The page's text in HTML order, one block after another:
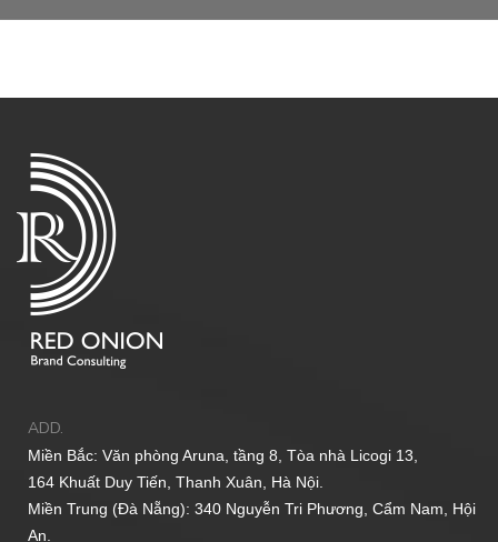
ADD.
Miền Bắc: Văn phòng Aruna, tầng 8, Tòa nhà Licogi 13,
164 Khuất Duy Tiến, Thanh Xuân, Hà Nội.
Miền Trung (Đà Nẵng): 340 Nguyễn Tri Phương, Cẩm Nam, Hội
An.